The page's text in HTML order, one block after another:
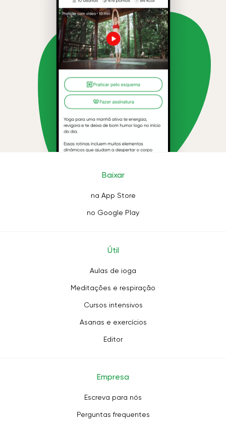
Baixar
na App Store
no Google Play
Útil
Aulas de ioga
Meditações e respiração
Cursos intensivos
Asanas e exercícios
Editor
Empresa
Escreva para nós
Perguntas frequentes